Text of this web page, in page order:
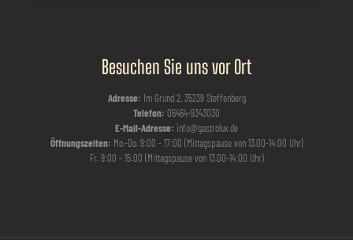
Besuchen Sie uns vor Ort
Adresse: Im Grund 2, 35239 Steffenberg
Telefon: 06464-9343030
E-Mail-Adresse: info@gastrolux.de
Öffnungszeiten: Mo.-Do. 9:00 - 17:00 (Mittagspause von 13.00-14:00 Uhr)
Fr. 9:00 - 15:00 (Mittagspause von 13.00-14:00 Uhr)